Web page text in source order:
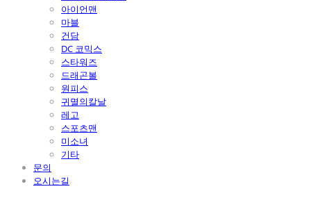
아이언맨
마블
건담
DC 코믹스
스타워즈
드래곤볼
원피스
귀멸의칼날
레고
스포츠맨
미소녀
기타
문의
오시는길